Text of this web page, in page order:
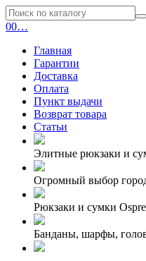
00…
Главная
Гарантии
Доставка
Оплата
Пункт выдачи
Возврат товара
Статьи
Элитные рюкзаки и
Огромный выбор
Рюкзаки и сумки
Банданы, шарфы,